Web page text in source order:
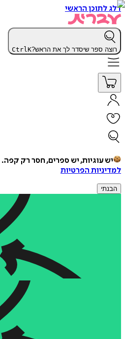
דלג לתוכן הראשי
רוצה ספר שיסדר לך את הראש? CtrlK
יש עוגיות, יש ספרים, חסר רק קפה.
למדיניות הפרטיות
הבנתי